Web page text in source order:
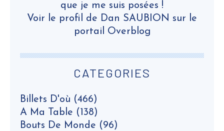
CATEGORIES
Billets D'où (466)
A Ma Table (138)
Bouts De Monde (96)
que je me suis posées !
Voir le profil de Dan SAUBION sur le
portail Overblog